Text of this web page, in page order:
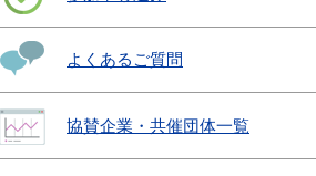
よくあるご質問
協賛企業・共催団体一覧